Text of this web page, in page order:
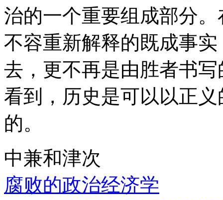
治的一个重要组成部分
不容重新解释的既成事
去，更不再是由胜者书
看到，历史是可以以正
的。
中兼和津次
腐败的政治经济学